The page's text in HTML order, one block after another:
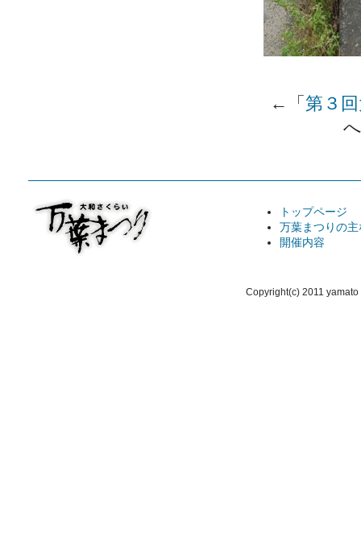
←「 第３
トップページ
万葉まつりの
開催内容
Copyright(c) 2011